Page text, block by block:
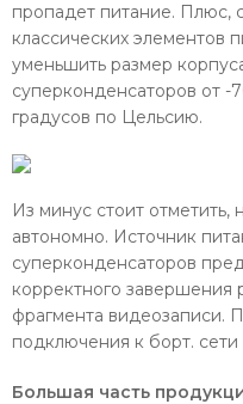
пропадет питание. Плюс,
классических элементов
уменьшить размер
суперконденсаторов от
градусов по Цельсию.
Из минус стоит отметить,
автономно. Источник
суперконденсаторов
корректного завершения
фрагмента видеозаписи.
подключения к борт. сети
Большая часть